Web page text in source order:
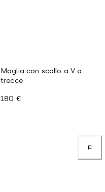
Maglia con scollo a V a
trecce
180 €